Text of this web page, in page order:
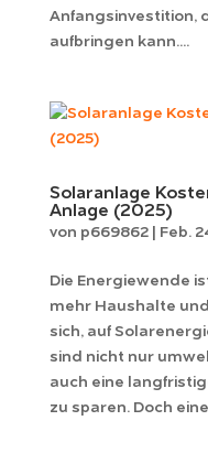
Anfangsinvestition,
aufbringen kann....
Solaranlage
Anlage (2025)
von p669862| Feb.
Die Energiewende
mehr Haushalte
sich, auf
sind nicht nur
auch eine
zu sparen. Doch